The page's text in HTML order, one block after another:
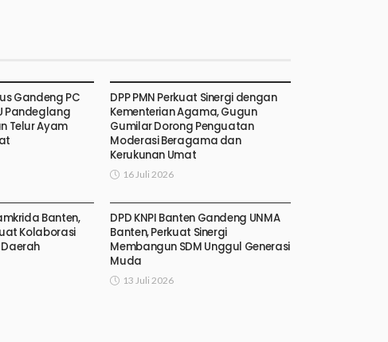
Gandeng PC
Pandeglang
Telur Ayam
DPP PMN Perkuat Sinergi dengan
Kementerian Agama, Gugun
Gumilar Dorong Penguatan
Moderasi Beragama dan
Kerukunan Umat
16 Juli 2026
Banten,
Kolaborasi
DPD KNPI Banten Gandeng UNMA
Banten, Perkuat Sinergi
Membangun SDM Unggul Generasi
Muda
13 Juli 2026